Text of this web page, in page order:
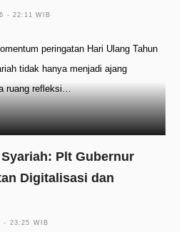
- 22:11 WIB
peringatan Hari Ulang Tahun
tidak hanya menjadi ajang
ruang refleksi…
Plt Gubernur
Digitalisasi dan
- 23:25 WIB